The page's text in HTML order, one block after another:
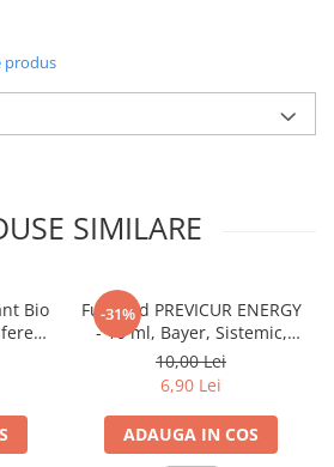
californian,
Musculita alba de
Omida fructelor,
Buha verzei,
Paduchele
cenusiu al verzei,
Tripsul tutunului,
Paduchele
produs
SIMILARE
Bio
-31%
Fungicid PREVICUR ENERGY
- 10 ml, Bayer, Sistemic,
Castraveti, Tomate, Pepeni
verzi
10,00 Lei
6,90 Lei
ADAUGA IN COS